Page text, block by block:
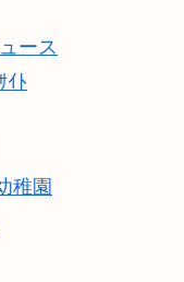
ース
ｲﾄ
稚園